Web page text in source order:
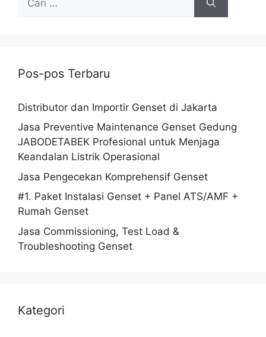
Pos-pos Terbaru
Distributor dan Importir Genset di Jakarta
Jasa Preventive Maintenance Genset Gedung
JABODETABEK Profesional untuk Menjaga
Keandalan Listrik Operasional
Jasa Pengecekan Komprehensif Genset
#1. Paket Instalasi Genset + Panel ATS/AMF +
Rumah Genset
Jasa Commissioning, Test Load &
Troubleshooting Genset
Kategori